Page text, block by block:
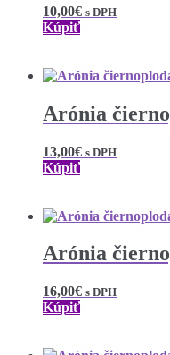
10,00€ s DPH
Kúpiť
Arónia
13,00€ s DPH
Kúpiť
Arónia
16,00€ s DPH
Kúpiť